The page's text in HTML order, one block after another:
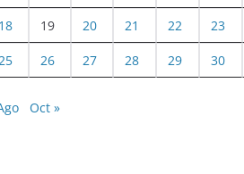
18 19 20 21 22 23
25 26 27 28 29 30
Oct »